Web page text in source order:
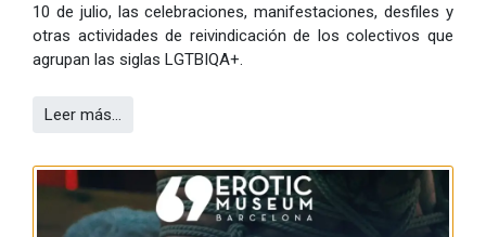
10 de julio, las celebraciones, manifestaciones, desfiles y
otras actividades de reivindicación de los colectivos que
agrupan las siglas LGTBIQA+.
Leer más…